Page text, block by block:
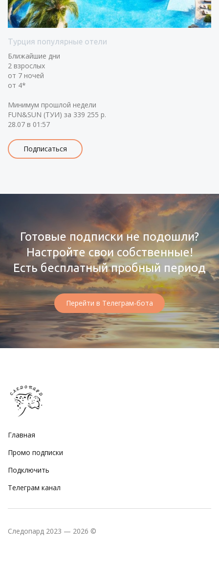
Турция популярные отели
Ближайшие дни
2 взрослых
от 7 ночей
от 4*
Минимум прошлой недели
FUN&SUN (ТУИ) за 339 255 р.
28.07 в 01:57
Подписаться
Готовые подписки не подошли?
Настройте свои собственные!
Есть бесплатный пробный период
Перейти в Телеграм-бота
Главная
Промо подписки
Подключить
Телеграм канал
Следопард 2023 — 2026 ©